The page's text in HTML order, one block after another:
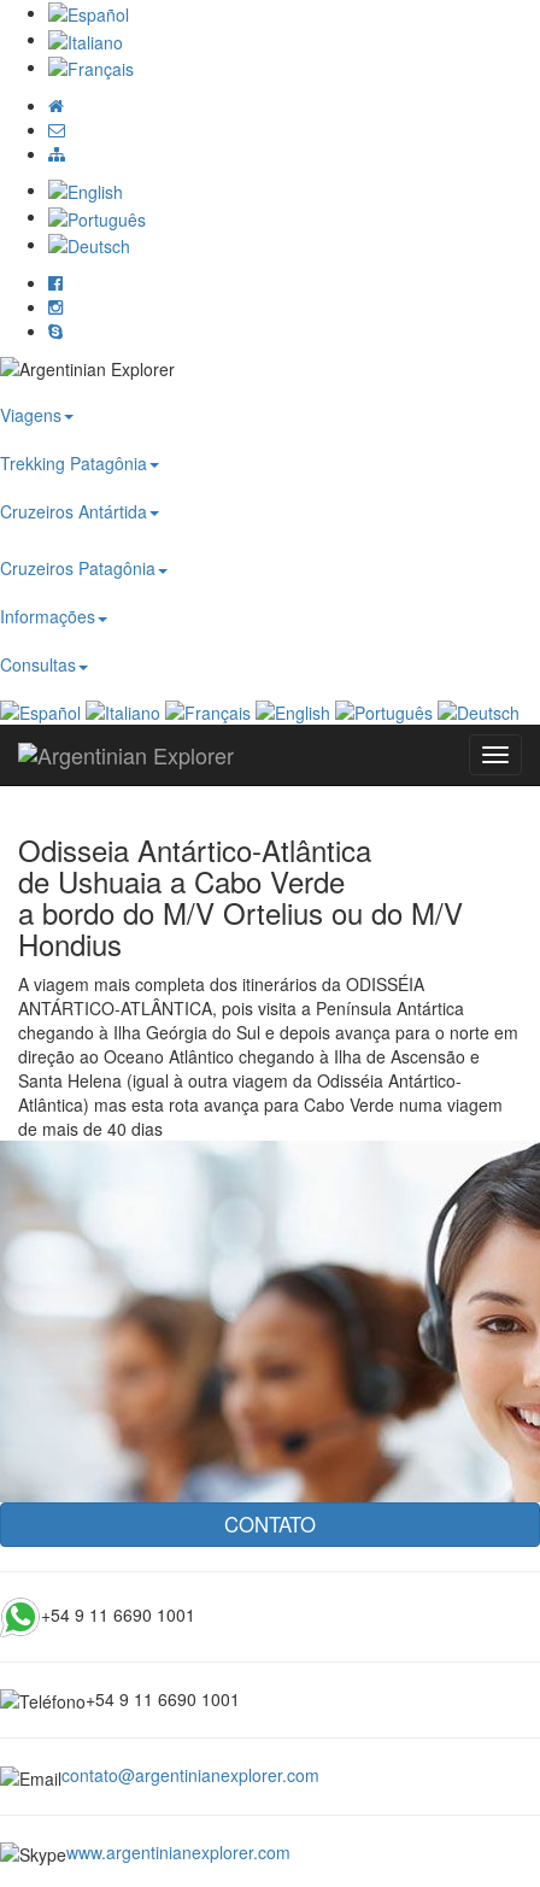
Viagens
Trekking Patagônia
Cruzeiros Antártida
Cruzeiros Patagônia
Informações
Consultas
Odisseia Antártico-Atlântica
de Ushuaia a Cabo Verde
a bordo do M/V Ortelius ou do M/V
Hondius
A viagem mais completa dos itinerários da ODISSÉIA
ANTÁRTICO-ATLÂNTICA, pois visita a Península Antártica
chegando à Ilha Geórgia do Sul e depois avança para o norte em
direção ao Oceano Atlântico chegando à Ilha de Ascensão e
Santa Helena (igual à outra viagem da Odisséia Antártico-
Atlântica) mas esta rota avança para Cabo Verde numa viagem
de mais de 40 dias
CONTATO
+54 9 11 6690 1001
+54 9 11 6690 1001
contato@argentinianexplorer.com
www.argentinianexplorer.com